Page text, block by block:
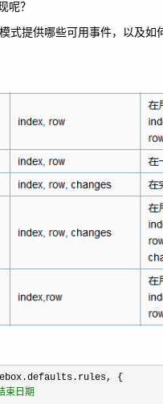
呢？
式提供哪些可用事件，以及如
$.extend($.fn.validatebox.defaults.rules, {
束日期